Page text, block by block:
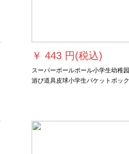
￥ 443 円(税込)
スーパーボールボール小学生幼稚园
游び道具皮球小学生バケットボック